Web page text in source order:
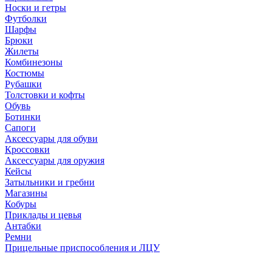
Носки и гетры
Футболки
Шарфы
Брюки
Жилеты
Комбинезоны
Костюмы
Рубашки
Толстовки и кофты
Обувь
Ботинки
Сапоги
Аксессуары для обуви
Кроссовки
Аксессуары для оружия
Кейсы
Затыльники и гребни
Магазины
Кобуры
Приклады и цевья
Антабки
Ремни
Прицельные приспособления и ЛЦУ